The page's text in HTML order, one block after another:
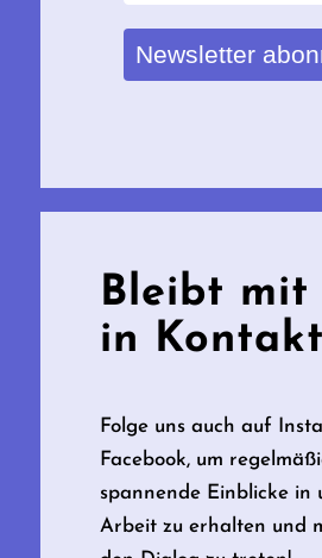
Newsletter
Bleibt mit
in
Folge uns auch auf
Facebook, um
spannende Einblicke in
Arbeit zu erhalten und